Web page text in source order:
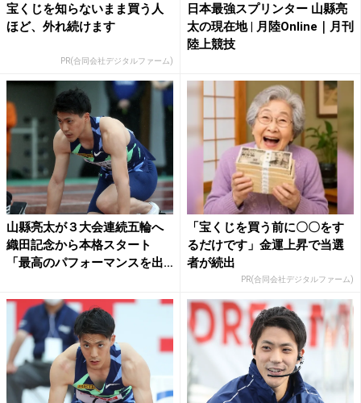
宝くじを知らないまま買う人
ほど、外れ続けます
PR(合同会社デジタルファーム)
日本最強スプリンター 山縣亮
太の現在地 | 月陸Online｜月刊
陸上競技
山縣亮太が３大会連続五輪へ
織田記念から本格スタート
「最高のパフォーマンスを出
「宝くじを買う前に〇〇をす
るだけです」金運上昇で当選
者が続出
PR(合同会社デジタルファーム)